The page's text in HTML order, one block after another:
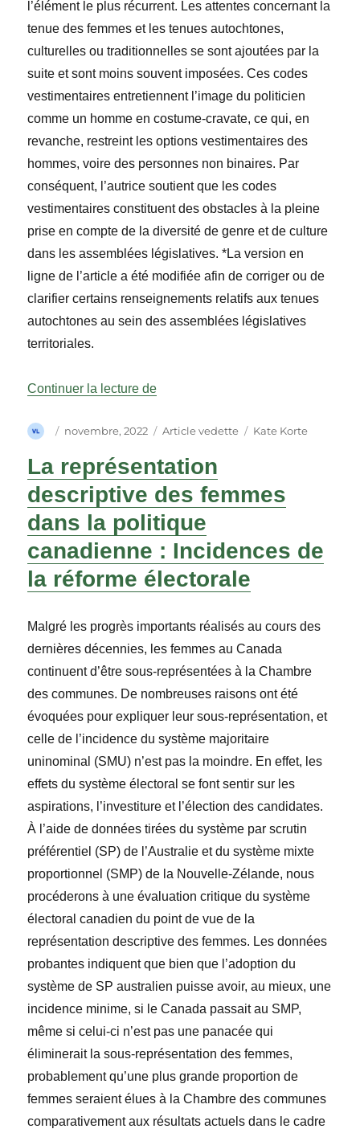
l’élément le plus récurrent. Les attentes concernant la
tenue des femmes et les tenues autochtones,
culturelles ou traditionnelles se sont ajoutées par la
suite et sont moins souvent imposées. Ces codes
vestimentaires entretiennent l’image du politicien
comme un homme en costume-cravate, ce qui, en
revanche, restreint les options vestimentaires des
hommes, voire des personnes non binaires. Par
conséquent, l’autrice soutient que les codes
vestimentaires constituent des obstacles à la pleine
prise en compte de la diversité de genre et de culture
dans les assemblées législatives. *La version en
ligne de l’article a été modifiée afin de corriger ou de
clarifier certains renseignements relatifs aux tenues
autochtones au sein des assemblées législatives
territoriales.
Continuer la lecture de« Vestons, cravates et tenues
Auteur
Publié
novembre, 2022 Catégories
Article vedette Étiquettes
Kate Korte
La représentation
descriptive des femmes
dans la politique
canadienne : Incidences de
la réforme électorale
Malgré les progrès importants réalisés au cours des
dernières décennies, les femmes au Canada
continuent d’être sous-représentées à la Chambre
des communes. De nombreuses raisons ont été
évoquées pour expliquer leur sous-représentation, et
celle de l’incidence du système majoritaire
uninominal (SMU) n’est pas la moindre. En effet, les
effets du système électoral se font sentir sur les
aspirations, l’investiture et l’élection des candidates.
À l’aide de données tirées du système par scrutin
préférentiel (SP) de l’Australie et du système mixte
proportionnel (SMP) de la Nouvelle-Zélande, nous
procéderons à une évaluation critique du système
électoral canadien du point de vue de la
représentation descriptive des femmes. Les données
probantes indiquent que bien que l’adoption du
système de SP australien puisse avoir, au mieux, une
incidence minime, si le Canada passait au SMP,
même si celui-ci n’est pas une panacée qui
éliminerait la sous-représentation des femmes,
probablement qu’une plus grande proportion de
femmes seraient élues à la Chambre des communes
comparativement aux résultats actuels dans le cadre